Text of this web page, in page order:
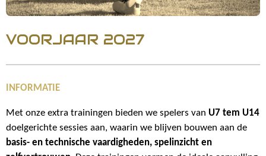
VOORJAAR 2O27
INFORMATIE
Met onze extra trainingen bieden we spelers van U7 tem U14
doelgerichte sessies aan, waarin we blijven bouwen aan de
basis- en technische vaardigheden, spelinzicht en